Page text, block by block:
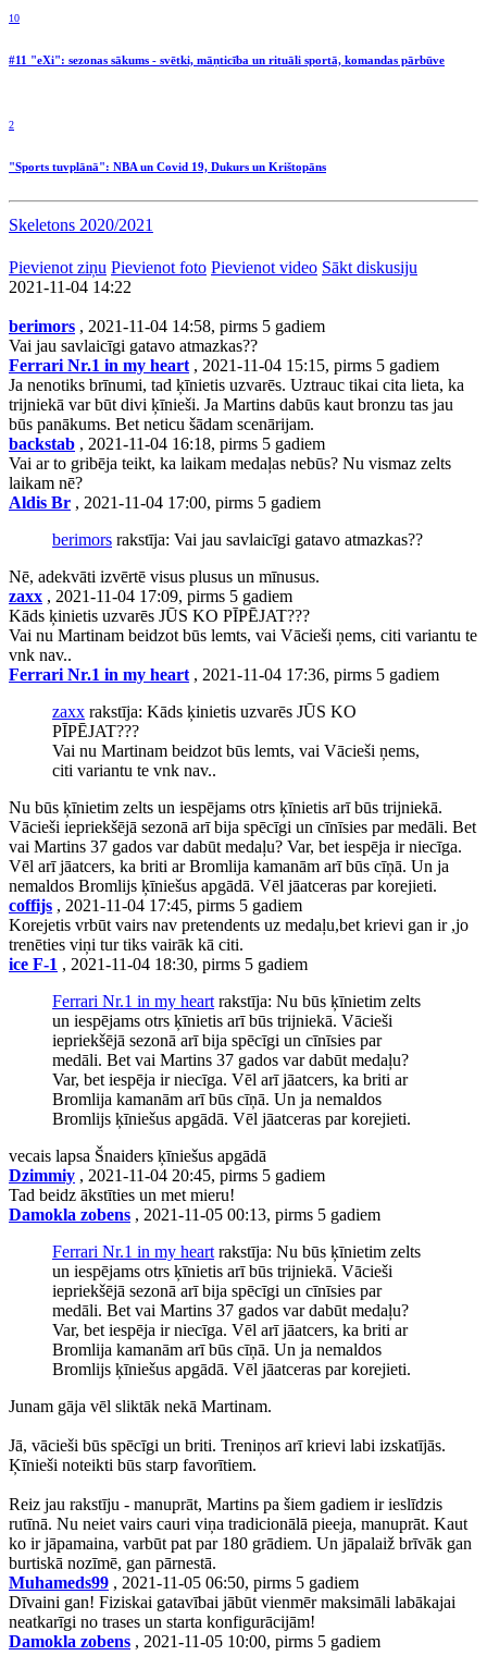
10
#11 "eXi": sezonas sākums - svētki, māņticība un rituāli sportā, komandas pārbūve
2
"Sports tuvplānā": NBA un Covid 19, Dukurs un Krištopāns
Skeletons 2020/2021
Pievienot ziņu Pievienot foto Pievienot video Sākt diskusiju
2021-11-04 14:22
berimors , 2021-11-04 14:58, pirms 5 gadiem
Vai jau savlaicīgi gatavo atmazkas??
Ferrari Nr.1 in my heart , 2021-11-04 15:15, pirms 5 gadiem
Ja nenotiks brīnumi, tad ķīnietis uzvarēs. Uztrauc tikai cita lieta, ka
trijniekā var būt divi ķīnieši. Ja Martins dabūs kaut bronzu tas jau
būs panākums. Bet neticu šādam scenārijam.
backstab , 2021-11-04 16:18, pirms 5 gadiem
Vai ar to gribēja teikt, ka laikam medaļas nebūs? Nu vismaz zelts
laikam nē?
Aldis Br , 2021-11-04 17:00, pirms 5 gadiem
berimors rakstīja: Vai jau savlaicīgi gatavo atmazkas??
Nē, adekvāti izvērtē visus plusus un mīnusus.
zaxx , 2021-11-04 17:09, pirms 5 gadiem
Kāds ķinietis uzvarēs JŪS KO PĪPĒJAT???
Vai nu Martinam beidzot būs lemts, vai Vācieši ņems, citi variantu te
vnk nav..
Ferrari Nr.1 in my heart , 2021-11-04 17:36, pirms 5 gadiem
zaxx rakstīja: Kāds ķinietis uzvarēs JŪS KO
PĪPĒJAT???
Vai nu Martinam beidzot būs lemts, vai Vācieši ņems,
citi variantu te vnk nav..
Nu būs ķīnietim zelts un iespējams otrs ķīnietis arī būs trijniekā.
Vācieši iepriekšējā sezonā arī bija spēcīgi un cīnīsies par medāli. Bet
vai Martins 37 gados var dabūt medaļu? Var, bet iespēja ir niecīga.
Vēl arī jāatcers, ka briti ar Bromlija kamanām arī būs cīņā. Un ja
nemaldos Bromlijs ķīniešus apgādā. Vēl jāatceras par korejieti.
coffijs , 2021-11-04 17:45, pirms 5 gadiem
Korejetis vrbūt vairs nav pretendents uz medaļu,bet krievi gan ir ,jo
trenēties viņi tur tiks vairāk kā citi.
ice F-1 , 2021-11-04 18:30, pirms 5 gadiem
Ferrari Nr.1 in my heart rakstīja: Nu būs ķīnietim zelts
un iespējams otrs ķīnietis arī būs trijniekā. Vācieši
iepriekšējā sezonā arī bija spēcīgi un cīnīsies par
medāli. Bet vai Martins 37 gados var dabūt medaļu?
Var, bet iespēja ir niecīga. Vēl arī jāatcers, ka briti ar
Bromlija kamanām arī būs cīņā. Un ja nemaldos
Bromlijs ķīniešus apgādā. Vēl jāatceras par korejieti.
vecais lapsa Šnaiders ķīniešus apgādā
Dzimmiy , 2021-11-04 20:45, pirms 5 gadiem
Tad beidz ākstīties un met mieru!
Damokla zobens , 2021-11-05 00:13, pirms 5 gadiem
Ferrari Nr.1 in my heart rakstīja: Nu būs ķīnietim zelts
un iespējams otrs ķīnietis arī būs trijniekā. Vācieši
iepriekšējā sezonā arī bija spēcīgi un cīnīsies par
medāli. Bet vai Martins 37 gados var dabūt medaļu?
Var, bet iespēja ir niecīga. Vēl arī jāatcers, ka briti ar
Bromlija kamanām arī būs cīņā. Un ja nemaldos
Bromlijs ķīniešus apgādā. Vēl jāatceras par korejieti.
Junam gāja vēl sliktāk nekā Martinam.
Jā, vācieši būs spēcīgi un briti. Treniņos arī krievi labi izskatījās.
Ķīnieši noteikti būs starp favorītiem.
Reiz jau rakstīju - manuprāt, Martins pa šiem gadiem ir ieslīdzis
rutīnā. Nu neiet vairs cauri viņa tradicionālā pieeja, manuprāt. Kaut
ko ir jāpamaina, varbūt pat par 180 grādiem. Un jāpalaiž brīvāk gan
burtiskā nozīmē, gan pārnestā.
Muhameds99 , 2021-11-05 06:50, pirms 5 gadiem
Dīvaini gan! Fiziskai gatavībai jābūt vienmēr maksimāli labākajai
neatkarīgi no trases un starta konfigurācijām!
Damokla zobens , 2021-11-05 10:00, pirms 5 gadiem